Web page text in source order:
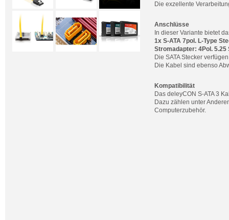
Die exzellente
Anschlüsse
In dieser Variante bietet
1x S-ATA 7pol. L-Type
Stromadapter: 4Pol. 5.25
Die SATA Stecker
Die Kabel sind ebenso
Kompatibilität
Das deleyCON S-ATA 3
Dazu zählen unter
Computerzubehör.